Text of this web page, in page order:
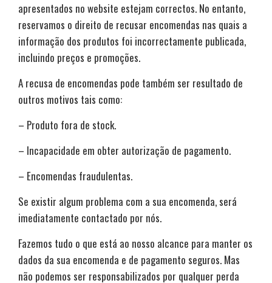
apresentados no website estejam correctos. No entanto,
reservamos o direito de recusar encomendas nas quais a
informação dos produtos foi incorrectamente publicada,
incluindo preços e promoções.
A recusa de encomendas pode também ser resultado de
outros motivos tais como:
– Produto fora de stock.
– Incapacidade em obter autorização de pagamento.
– Encomendas fraudulentas.
Se existir algum problema com a sua encomenda, será
imediatamente contactado por nós.
Fazemos tudo o que está ao nosso alcance para manter os
dados da sua encomenda e de pagamento seguros. Mas
não podemos ser responsabilizados por qualquer perda